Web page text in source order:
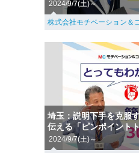
2024/9/7(土)～
株式会社モチベーション＆
埼玉：説明下手を克服
伝える「ピンポイント
2024/9/7(土)～